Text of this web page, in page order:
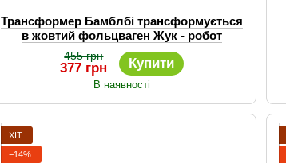
Трансформер Бамблбі трансформується
в жовтий фольцваген Жук - робот
Автобот
455 грн
377 грн Купити
В наявності
ХІТ
−14%